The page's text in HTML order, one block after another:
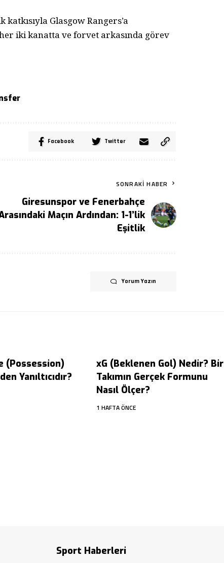
Glasgow Rangers’a
iki kanatta ve forvet arkasında görev
Facebook Twitter
SONRAKI HABER
Giresunspor ve Fenerbahçe
Maçın Ardından: 1-1’lik
Eşitlik
Yorum Yazın
(Possession)
Yanıltıcıdır?
xG (Beklenen Gol) Nedir? Bir
Takımın Gerçek Formunu
Nasıl Ölçer?
1 HAFTA ÖNCE
Sport Haberleri